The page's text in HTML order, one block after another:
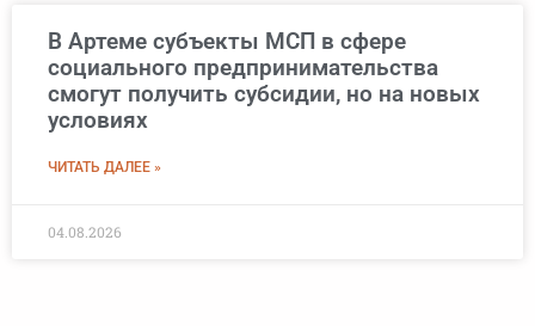
В Артеме субъекты МСП в сфере
социального предпринимательства
смогут получить субсидии, но на новых
условиях
ЧИТАТЬ ДАЛЕЕ »
04.08.2026